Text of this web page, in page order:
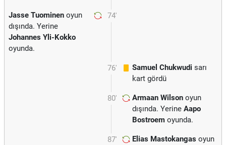
74'
Jasse Tuominen oyun
dışında. Yerine
Johannes Yli-Kokko
oyunda.
76' Samuel Chukwudi sarı
kart gördü
80' Armaan Wilson oyun
dışında. Yerine Aapo
Bostroem oyunda.
87' Elias Mastokangas oyun